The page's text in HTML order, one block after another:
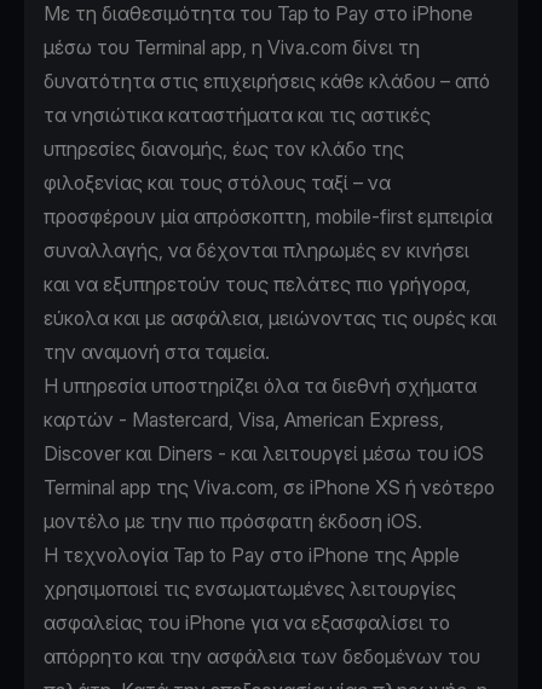
Με τη διαθεσιμότητα του Tap to Pay στο iPhone
μέσω του Terminal app, η Viva.com δίνει τη
δυνατότητα στις επιχειρήσεις κάθε κλάδου – από
τα νησιώτικα καταστήματα και τις αστικές
υπηρεσίες διανομής, έως τον κλάδο της
φιλοξενίας και τους στόλους ταξί – να
προσφέρουν μία απρόσκοπτη, mobile-first εμπειρία
συναλλαγής, να δέχονται πληρωμές εν κινήσει
και να εξυπηρετούν τους πελάτες πιο γρήγορα,
εύκολα και με ασφάλεια, μειώνοντας τις ουρές και
την αναμονή στα ταμεία.
Η υπηρεσία υποστηρίζει όλα τα διεθνή σχήματα
καρτών - Mastercard, Visa, American Express,
Discover και Diners - και λειτουργεί μέσω του iOS
Terminal app της Viva.com, σε iPhone XS ή νεότερο
μοντέλο με την πιο πρόσφατη έκδοση iOS.
Η τεχνολογία Tap to Pay στο iPhone της Apple
χρησιμοποιεί τις ενσωματωμένες λειτουργίες
ασφαλείας του iPhone για να εξασφαλίσει το
απόρρητο και την ασφάλεια των δεδομένων του